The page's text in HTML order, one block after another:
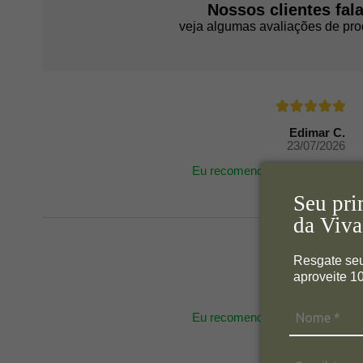
Seu
da
Resgate
aproveite
Nossos clientes
veja algumas avaliações de
Edimar C.
23/07/2026
Eu recomendo esse produto.
Edimar C.
Eu recomendo esse produto.